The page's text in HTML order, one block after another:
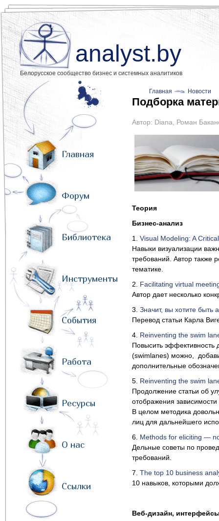
analyst.by
Белорусское сообщество бизнес и системных аналитиков
Главная
Форум
Библиотека
Инструменты
События
Работа
Ресурсы
О нас
Ссылки
Главная Новости
Подборка
Автор: Diana Роман
Теория
Бизнес-анализ
1. Visual Modeling: A
Навыки визуализации
требований. Автор также
тематике.
2. Facilitating virtual
Автор дает несколько
3. Значит, вы хотите быть
Перевод статьи Карла
4. Reinventing the swim
Повысить эффективность
(swimlanes) можно,
дополнительные
5. Reinventing the swim
Продолжение статьи об
отображения
В целом методика
лиц для дальнейшего
6. Methods for eliciting —
Дельные советы по
требований.
7. The top 10 business
10 навыков, которыми
Веб-дизайн,